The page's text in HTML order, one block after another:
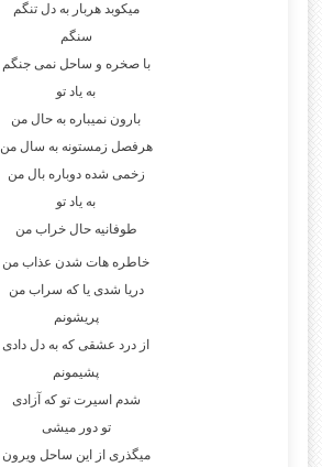
میکوبد هربار به دل تنگم
سنگم
با صخره و ساحل نمی جنگم
به یاد تو
بارون نمیباره به حال من
هرفصل زمستونه به سال من
زخمی شده دوباره بال من
به یاد تو
طوفانیه حال خراب من
خاطره هات شدن عذاب من
دریا شدی یا که سراب من
پریشونم
از درد عشقی که به دل دادی
پشیمونم
شدم اسیرت تو که آزادی
تو دور میشی
میگذری از این ساحل ویرون